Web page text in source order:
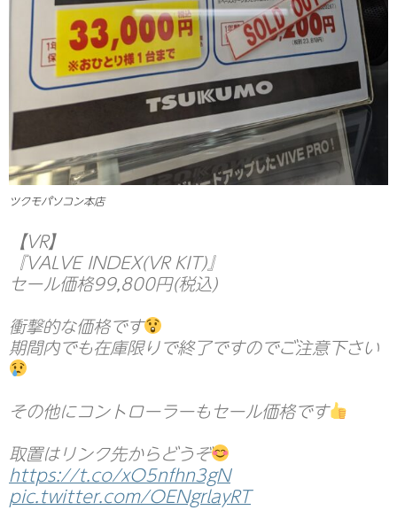
ツクモパソコン本店
【VR】
『VALVE INDEX(VR KIT)』
セール価格99,800円(税込)
衝撃的な価格です
期間内でも在庫限りで終了ですのでご注意下さい
その他にコントローラーもセール価格です
取置はリンク先からどうぞ
https://t.co/xO5nfhn3gN
pic.twitter.com/OENgrlayRT